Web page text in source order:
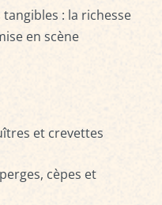
: la richesse
en scène
et crevettes
cèpes et